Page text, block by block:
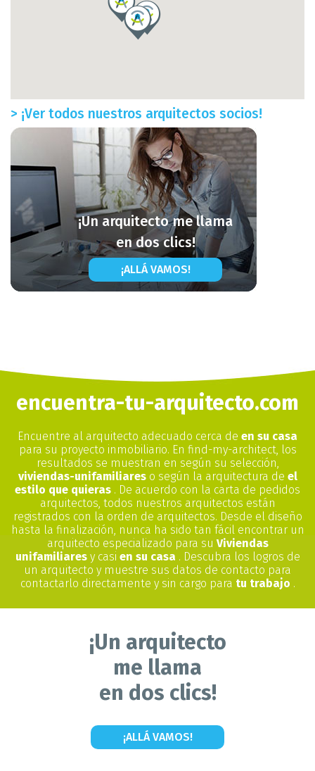
> ¡Ver todos nuestros arquitectos socios!
¡Un arquitecto me llama
en dos clics!
¡ALLÁ VAMOS!
encuentra-tu-arquitecto.com
Encuentre al arquitecto adecuado cerca de en su casa
para su proyecto inmobiliario. En find-my-architect, los
resultados se muestran en según su selección,
viviendas-unifamiliares o según la arquitectura de el
estilo que quieras . De acuerdo con la carta de pedidos
arquitectos, todos nuestros arquitectos están
registrados con la orden de arquitectos. Desde el diseño
hasta la finalización, nunca ha sido tan fácil encontrar un
arquitecto especializado para su Viviendas
unifamiliares y casi en su casa . Descubra los logros de
un arquitecto y muestre sus datos de contacto para
contactarlo directamente y sin cargo para tu trabajo .
¡Un arquitecto
me llama
en dos clics!
¡ALLÁ VAMOS!